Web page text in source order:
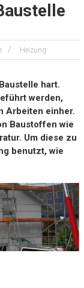
Heizung
hart.
werden,
Arbeiten einher.
Baustoffen wie
Um diese zu
benutzt, wie